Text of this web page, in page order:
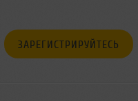
ЗАРЕГИСТРИРУЙТЕСЬ